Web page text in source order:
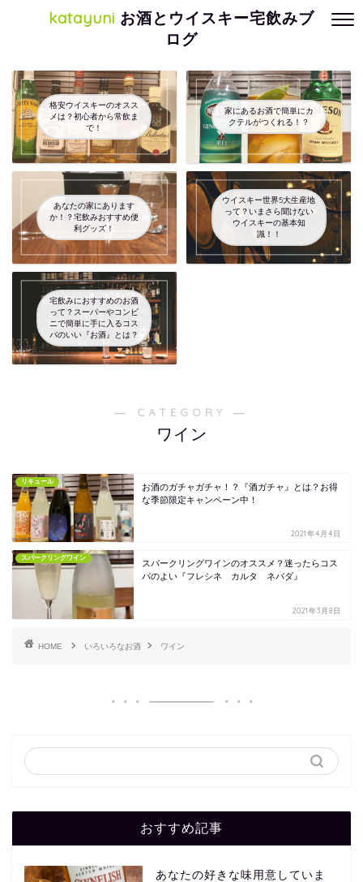
katayuni お酒とウイスキー宅飲みブ
ログ
格安ウイスキーのオスス
メは？初心者から常飲ま
で！
家にあるお酒で簡単にカ
クテルがつくれる！？
あなたの家にあります
か！？宅飲みおすすめ便
利グッズ！
ウイスキー世界5大生産地
って？いまさら聞けない
ウイスキーの基本知
識！！
宅飲みにおすすめのお酒
って？スーパーやコンビ
ニで簡単に手に入るコス
パのいい『お酒』とは？
― CATEGORY ―
ワイン
リキュール
お酒のガチャガチャ！？『酒ガチャ』とは？お得
な季節限定キャンペーン中！
2021年4月4日
スパークリングワイン
スパークリングワインのオススメ？迷ったらコス
パのよい『フレシネ カルタ ネバダ』
2021年3月8日
HOME いろいろなお酒 ワイン
おすすめ記事
あなたの好きな味用意していま